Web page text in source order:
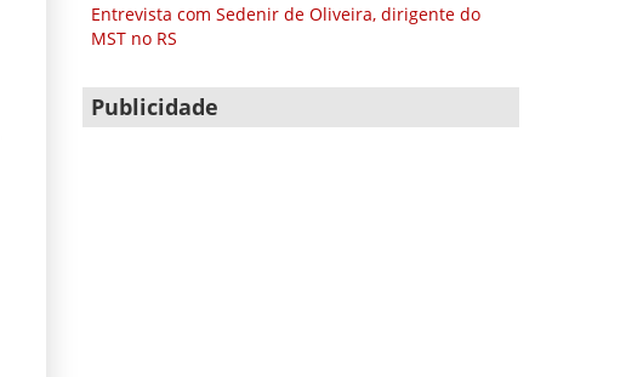
Entrevista com Sedenir de Oliveira, dirigente do
MST no RS
Publicidade